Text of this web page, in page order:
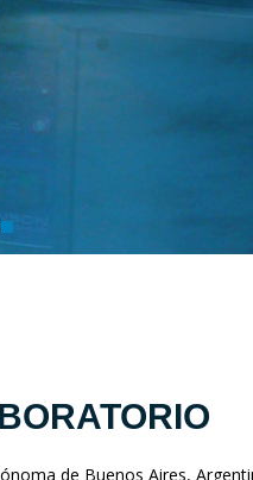
de Buenos Aires,